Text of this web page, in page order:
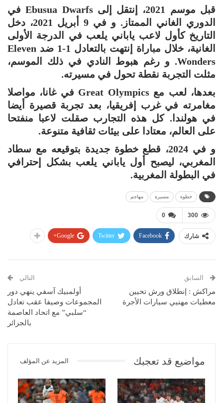
قبل موسم 2021، إنتقل إلى Ebusua Dwarfs في
الدوري الغاني الممتاز. و في 9 أبريل 2021، دخل
التاريخ كأول لاعب ياباني يلعب في الدرجة الأولى
الغانية، خلال مباراة إنتهت بالتعادل 1-1 ضد Eleven
Wonders. و رغم هبوط النادي في ذلك الموسم،
مثلت التجربة نقطة تحول في مسيرته.
بعدها، لعب مع Great Olympics في غانا، مواصلا
مغامرته في غرب إفريقيا، بعد تجربة قصيرة أيضا
في هولندا. كل هذه التجارب صقلت لاعبا منفتحا
على العالم، معتادا على بيئات ثقافية متنوعة.
و في 2024، قطع خطوة جديدة بتوقيعه مع سطاد
المغربي، ليصبح أول ياباني يلعب بشكل إحترافي
في البطولة المغربية.
خطوة مسيرة مهاجم
0 300
شارك Facebook
Twitter
Google+
السابق
مراكش : إنطلاق ورش تحيين
معطيات مهنيي سيارات الأجرة
التالي
أولمبيك آسفي ينهي دور
المجموعات وصيفا عقب تعادل
“سلبي” مع اتحاد العاصمة
بالجزائر
مواضيع قد تعجبك المزيد عن المؤلف